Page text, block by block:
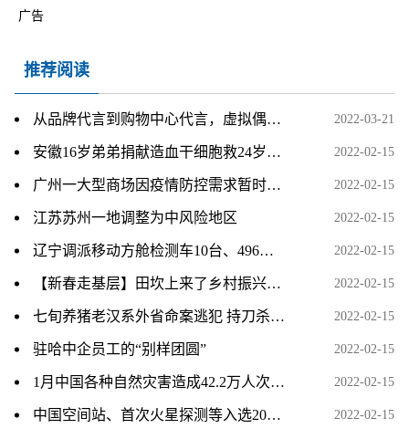
广告
推荐阅读
从品牌代言到购物中心代言，虚拟偶像的商业价值凸显 2022-03-21
安徽16岁弟弟捐献造血干细胞救24岁哥哥 2022-02-15
广州一大型商场因疫情防控需求暂时封闭 2022-02-15
江苏苏州一地调整为中风险地区 2022-02-15
辽宁调派移动方舱检测车10台、496人支援葫芦岛疫情防控 2022-02-15
【新春走基层】田坎上来了乡村振兴工作队 2022-02-15
七旬养猪老汉系外省命案逃犯 持刀杀人潜逃13年后宿迁落网 2022-02-15
驻哈中企员工的“别样团圆” 2022-02-15
1月中国各种自然灾害造成42.2万人次受灾 2022-02-15
中国空间站、首次火星探测等入选2021年度十大科普事件 2022-02-15